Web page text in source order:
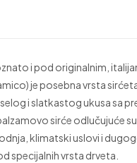
i pod originalnim,
je posebna vrsta
i slatkastog ukusa sa
sirće odlučujuće su
klimatski uslovi i
specijalnih vrsta drveta.